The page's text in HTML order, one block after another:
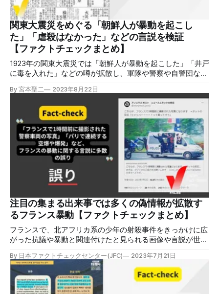
的に誤っている」の3つです。 ロシアとウクライナの戦争が
そうであるように、イスラエル・パレスチナをめぐっても、
大量の誤情報/偽情報/悪意ある情報が拡散しています。情報
汚染は対立を煽り、混乱を悪化させます。発信元の確認や他
の情報源との比較をするようにしましょう。 誤情報/偽情報
の検証方法 大量に流れる情
関東大震災をめぐる「朝鮮人が暴動を起こし
た」「虐殺はなかった」などの言説を検証
【ファクトチェックまとめ】
1923年の関東大震災では「朝鮮人が暴動を起こした」「井戸
に毒を入れた」などの噂が拡散し、軍隊や警察や自警団など
た」などの言説が繰り返し拡散します。関東大震災をめぐる
主な誤情報を改めて検証しました。 ※過去資料に差別的な表
現が出てきますが、そのままにしています。 ※新たな誤情報
の検証を更新していきます（最終更新2023年9月11日）。 震
災をめぐり、繰り返し拡散する誤情報 現在も、地震が起き
るたびに誤情報 / 偽情報が拡散する。「#井戸に毒」など
は、関東大震災での朝鮮人殺傷を想起させる悪質なデマだ。
また、毎年9月1日に東京都墨田区の都立公園で開かれる朝鮮
人犠牲者追悼式典では「6000人虐殺はなかった」などのプ
ラカードを掲げる行為もある。 関東大震災をめぐっては、
内閣府が2009年3月に詳細な報告書を公表した。総理大臣を
会長に閣僚や学識経験者などで構成する中央防災会議による
「災害教訓の継承に関する専門調査会 報告書」（以下、専
門調査会報告書）」だ。過去の大災害の経験を継承する目的
でまとめられた。 日本フ
By 宮本聖二 2023年8月22日
注目の集まる出来事では多くの偽情報が拡散す
るフランス暴動【ファクトチェックまとめ】
フランスで、北アフリカ系の少年の射殺事件をきっかけに広
がった抗議や暴動と関連付けたと見られる画像や言説が世界
た。検証結果をまとめました。 検証対象 フランスでは、
2023年6月27日、警察官が交通検問を拒否した北アフリカ系
の17歳の少年を射殺。この事件への抗議がフランス各地へ広
がり、暴動に発展。逮捕者は7月6日までに3000人を超え
By 日本ファクトチェックセンター(JFC) 2023年7月21日